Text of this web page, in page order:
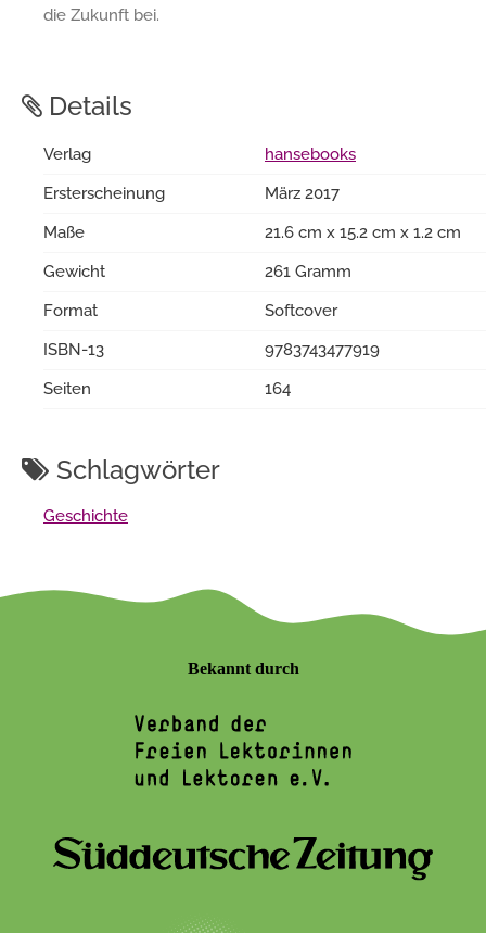
die Zukunft bei.
Details
Verlag
hansebooks
Ersterscheinung
März 2017
Maße
21.6 cm x 15.2 cm x 1.2 cm
Gewicht
261 Gramm
Format
Softcover
ISBN-13
9783743477919
Seiten
164
Schlagwörter
Geschichte
Bekannt durch